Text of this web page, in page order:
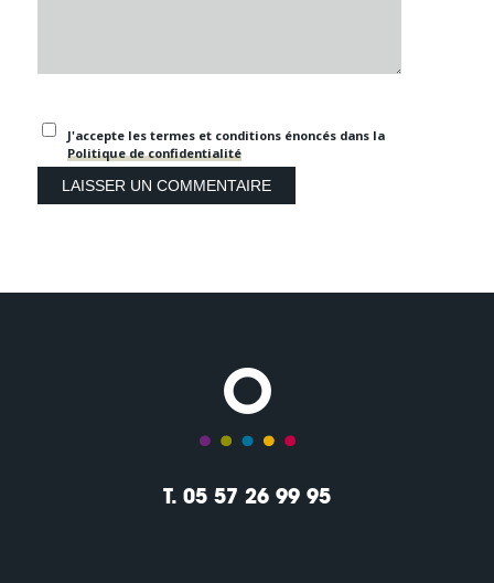
J'accepte les termes et conditions énoncés dans la
Politique de confidentialité
T. 05 57 26 99 95